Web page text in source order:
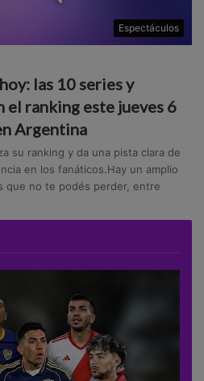
Espectáculos
las 10 series y
el ranking este jueves 6
Argentina
su ranking y da una pista clara de
en los fanáticos.Hay un amplio
que no te podés perder, entre